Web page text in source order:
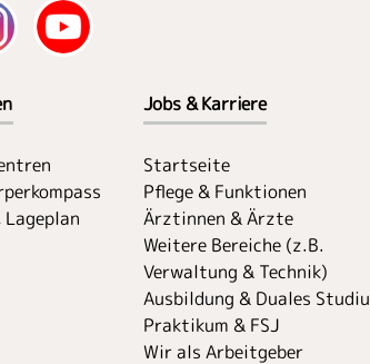
Jobs & Karriere
Startseite
Pflege & Funktionen
Ärztinnen & Ärzte
Weitere Bereiche (z.B.
Verwaltung & Technik)
Ausbildung & Duales
Praktikum & FSJ
Wir als Arbeitgeber